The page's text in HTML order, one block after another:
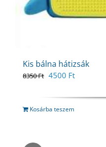
Kis bálna hátizsák
8350Ft Original
was:
8350 Ft.
4500 FtCurrent
is:
Kosárba teszem